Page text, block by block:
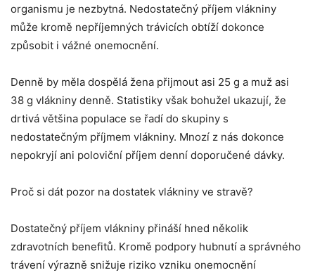
organismu je nezbytná. Nedostatečný příjem vlákniny
může kromě nepříjemných trávicích obtíží dokonce
způsobit i vážné onemocnění.
Denně by měla dospělá žena přijmout asi 25 g a muž asi
38 g vlákniny denně. Statistiky však bohužel ukazují, že
drtivá většina populace se řadí do skupiny s
nedostatečným příjmem vlákniny. Mnozí z nás dokonce
nepokryjí ani poloviční příjem denní doporučené dávky.
Proč si dát pozor na dostatek vlákniny ve stravě?
Dostatečný příjem vlákniny přináší hned několik
zdravotních benefitů. Kromě podpory hubnutí a správného
trávení výrazně snižuje riziko vzniku onemocnění